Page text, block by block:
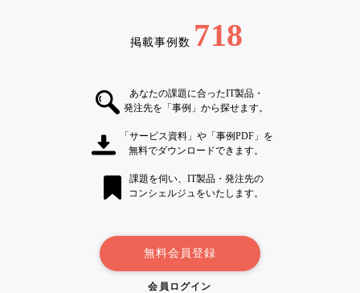
掲載事例数 718
あなたの課題に合ったIT製品・
発注先を「事例」から探せます。
「サービス資料」や「事例PDF」を
無料でダウンロードできます。
課題を伺い、IT製品・発注先の
コンシェルジュをいたします。
無料会員登録
会員ログイン